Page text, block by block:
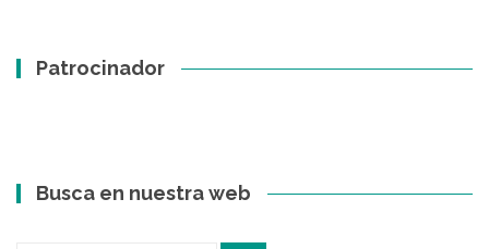
Patrocinador
Busca en nuestra web